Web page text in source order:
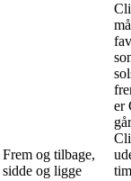
Frem og tilbage,
sidde og ligge
er